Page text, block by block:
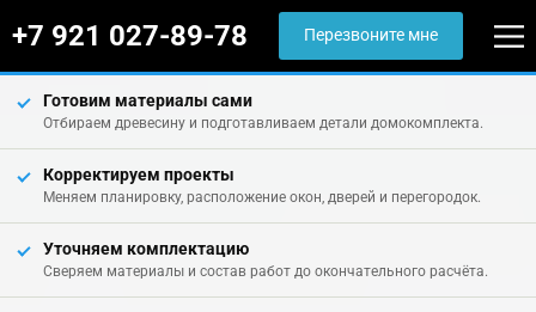
+7 921 027-89-78 Перезвоните мне
Готовим материалы сами
Отбираем древесину и подготавливаем детали домокомплекта.
Корректируем проекты
Меняем планировку, расположение окон, дверей и перегородок.
Уточняем комплектацию
Сверяем материалы и состав работ до окончательного расчёта.